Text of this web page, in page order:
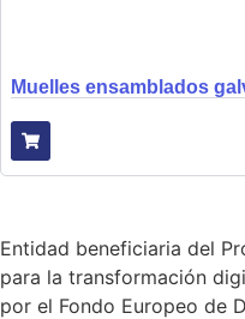
Muelles ensamblados
Entidad beneficiaria del
para la transformación
por el Fondo Europeo de